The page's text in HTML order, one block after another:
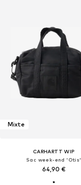
Mixte
CARHARTT WIP
Sac week-end 'Otis'
64,90 €